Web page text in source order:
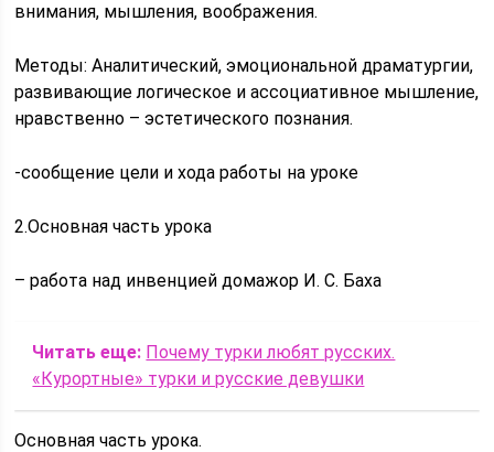
внимания, мышления, воображения.
Методы: Аналитический, эмоциональной драматургии,
развивающие логическое и ассоциативное мышление,
нравственно – эстетического познания.
-сообщение цели и хода работы на уроке
2.Основная часть урока
– работа над инвенцией домажор И. С. Баха
Читать еще: Почему турки любят русских.
«Курортные» турки и русские девушки
Основная часть урока.